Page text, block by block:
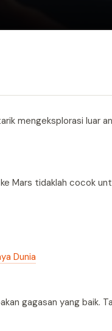
mengeksplorasi luar
Mars tidaklah cocok
Dunia
gagasan yang baik.